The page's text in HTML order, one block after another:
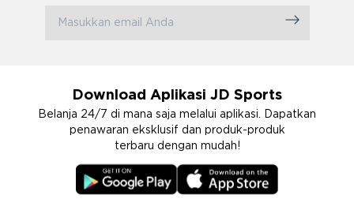
Download Aplikasi JD Sports
Belanja 24/7 di mana saja melalui aplikasi. Dapatkan
penawaran eksklusif dan produk-produk
terbaru dengan mudah!